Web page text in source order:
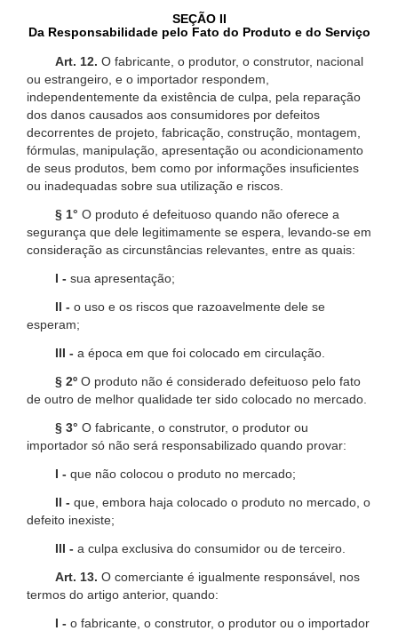
SEÇÃO II
Da Responsabilidade pelo Fato do Produto e do Serviço
Art. 12. O fabricante, o produtor, o construtor, nacional
ou estrangeiro, e o importador respondem,
independentemente da existência de culpa, pela reparação
dos danos causados aos consumidores por defeitos
decorrentes de projeto, fabricação, construção, montagem,
fórmulas, manipulação, apresentação ou acondicionamento
de seus produtos, bem como por informações insuficientes
ou inadequadas sobre sua utilização e riscos.
§ 1° O produto é defeituoso quando não oferece a
segurança que dele legitimamente se espera, levando-se em
consideração as circunstâncias relevantes, entre as quais:
I - sua apresentação;
II - o uso e os riscos que razoavelmente dele se
esperam;
III - a época em que foi colocado em circulação.
§ 2º O produto não é considerado defeituoso pelo fato
de outro de melhor qualidade ter sido colocado no mercado.
§ 3° O fabricante, o construtor, o produtor ou
importador só não será responsabilizado quando provar:
I - que não colocou o produto no mercado;
II - que, embora haja colocado o produto no mercado, o
defeito inexiste;
III - a culpa exclusiva do consumidor ou de terceiro.
Art. 13. O comerciante é igualmente responsável, nos
termos do artigo anterior, quando:
I - o fabricante, o construtor, o produtor ou o importador